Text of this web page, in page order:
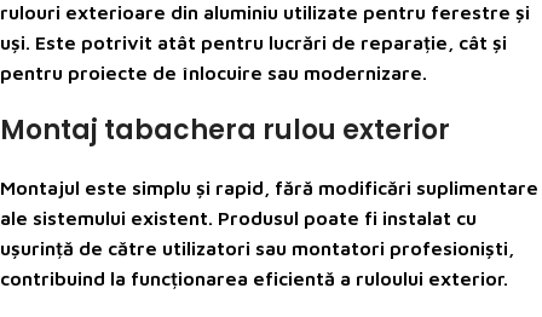
rulouri exterioare din aluminiu utilizate pentru ferestre și
uși. Este potrivit atât pentru lucrări de reparație, cât și
pentru proiecte de înlocuire sau modernizare.
Montaj tabachera rulou exterior
Montajul este simplu și rapid, fără modificări suplimentare
ale sistemului existent. Produsul poate fi instalat cu
ușurință de către utilizatori sau montatori profesioniști,
contribuind la funcționarea eficientă a ruloului exterior.